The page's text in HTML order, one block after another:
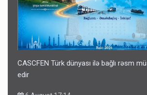
CASCFEN Türk dünyası ilə bağlı rəsm
edir